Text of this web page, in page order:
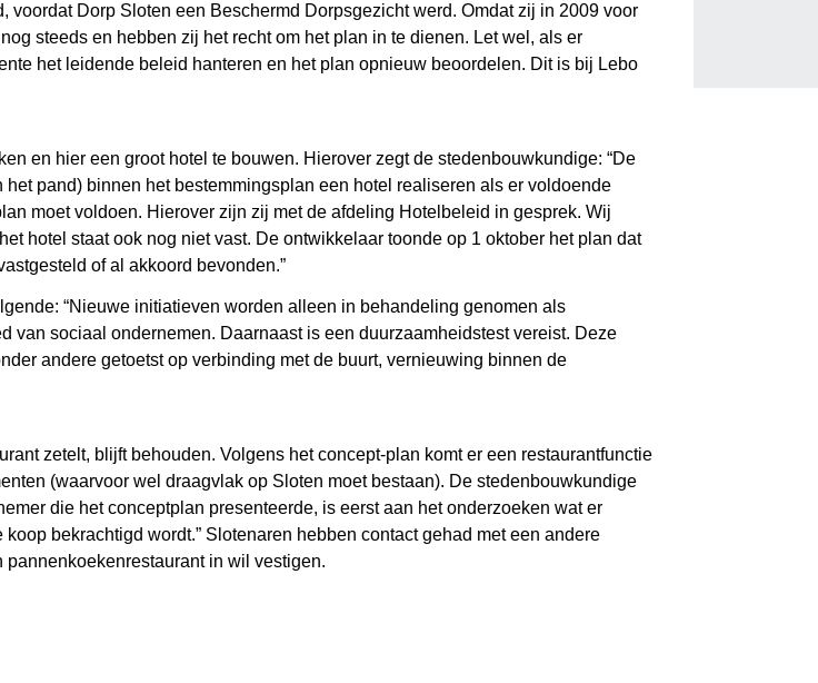
voordat Dorp Sloten een Beschermd Dorpsgezicht werd. Omdat zij in 2009 voor
steeds en hebben zij het recht om het plan in te dienen. Let wel, als er
het leidende beleid hanteren en het plan opnieuw beoordelen. Dit is bij Lebo
en hier een groot hotel te bouwen. Hierover zegt de stedenbouwkundige: “De
pand) binnen het bestemmingsplan een hotel realiseren als er voldoende
moet voldoen. Hierover zijn zij met de afdeling Hotelbeleid in gesprek. Wij
hotel staat ook nog niet vast. De ontwikkelaar toonde op 1 oktober het plan dat
of al akkoord bevonden.”
“Nieuwe initiatieven worden alleen in behandeling genomen als
van sociaal ondernemen. Daarnaast is een duurzaamheidstest vereist. Deze
andere getoetst op verbinding met de buurt, vernieuwing binnen de
zetelt, blijft behouden. Volgens het concept-plan komt er een restaurantfunctie
(waarvoor wel draagvlak op Sloten moet bestaan). De stedenbouwkundige
die het conceptplan presenteerde, is eerst aan het onderzoeken wat er
bekrachtigd wordt.” Slotenaren hebben contact gehad met een andere
in wil vestigen.